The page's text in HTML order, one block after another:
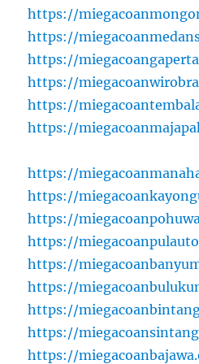
https://
https://
https://
https://
https://
https://
https://
https://
https://
https://
https://
https://
https://
https://
https://